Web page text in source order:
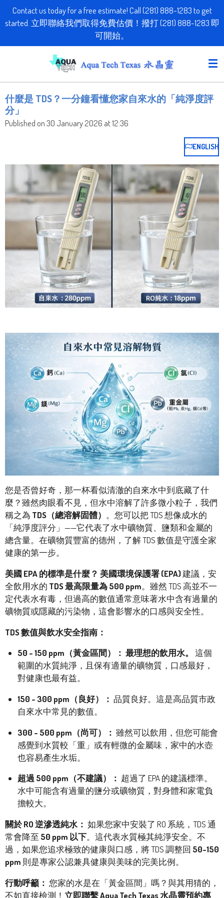
Skip
to
content
Contact us today for a free estimate! Call (281) 888-1283 to get
started. 立即聯絡我們取得免費估價！撥打 (281) 888-1283 即
可開始。
什麼是 TDS？一分鐘看懂您家自來水的「純淨度評
分」
Published on 30 January 2026 at 12:36
ENGLISH
您是否曾好奇，那一杯看似清澈的自來水中到底藏了什
麼？雖然肉眼看不見，但水中溶解了許多微小粒子，我們
稱之為 TDS（總溶解固體） 。您可以把 TDS 想像成水的
「純淨度評分」——它代表了水中礦物質、鹽類和金屬的
總含量。在礦物質豐富的德州，了解 TDS 數值是守護全家
健康的第一步。
美國 EPA 的標準是什麼？ 美國環境保護署 (EPA)建議，安
全飲用水的 TDS 最高限量為 500 ppm。雖然 TDS 高並不一
定代表水有毒，但過高的數值通常意味著水中含有過量的
礦物質或隱藏的污染物，這會影響水的口感與安全性。
TDS 數值與飲水安全指南：
50 - 150 ppm（黃金區間）： 最理想的飲用水。
這個
範圍的水質純淨，且保有適量的礦物質，口感最好，
對健康也最有益。
150 - 300 ppm（良好）： 品質良好。這是高品質市政
自來水中常見的數值。
300 - 500 ppm（尚可）： 雖然可以飲用，但您可能會
感覺到水質較「重」或有輕微的金屬味，家中的水壺
也容易產生水垢。
超過 500 ppm（不建議）： 超過了 EPA 的建議標準。
水中可能含有過量的鹽分或礦物質，對身體和家電負
擔較大。
關於 RO 逆滲透純水： 如果您家中安裝了 RO 系統，TDS 通
常會降至 50 ppm 以下。這代表水質極其純淨安全。不
過，如果您追求極致的健康與口感，將 TDS 調整回 50-150
ppm 則是專家公認兼具健康與美味的完美比例。
行動呼籲： 您家的水是在「黃金區間」嗎？與其用猜的，
不如直接檢測！ 立即聯繫 Aqua Tech Texas 水晶靈預約專